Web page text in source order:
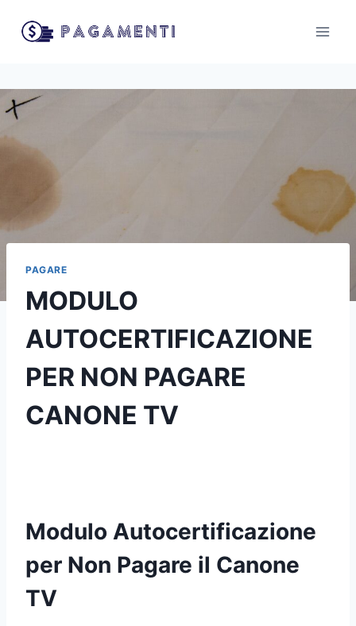
PAGARE
MODULO
AUTOCERTIFICAZIONE
PER NON PAGARE
CANONE TV
Modulo Autocertificazione
per Non Pagare il Canone
TV